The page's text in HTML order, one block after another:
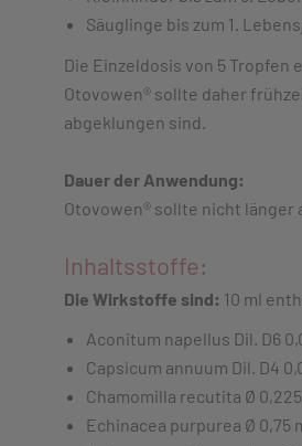
Säuglinge bis zum 1.
Die Einzeldosis von 5
Otovowen® sollte daher
abgeklungen sind.
Dauer der Anwendung:
Otovowen® sollte nicht länger
Inhaltsstoffe:
Die Wirkstoffe sind: 10 ml
Aconitum napellus Dil. D6
Capsicum annuum Dil. D4
Chamomilla recutita Ø
Echinacea purpurea Ø 0,75